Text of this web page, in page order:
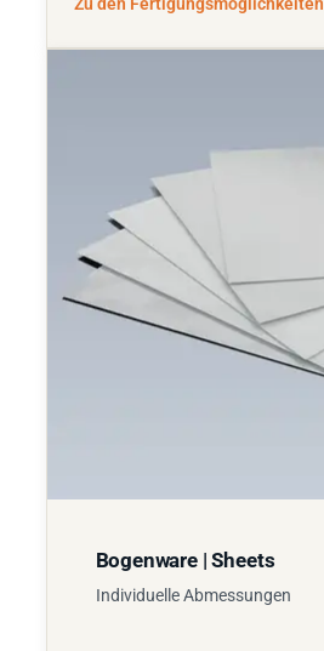
Bogenware | Sheets
Individuelle Abmessungen